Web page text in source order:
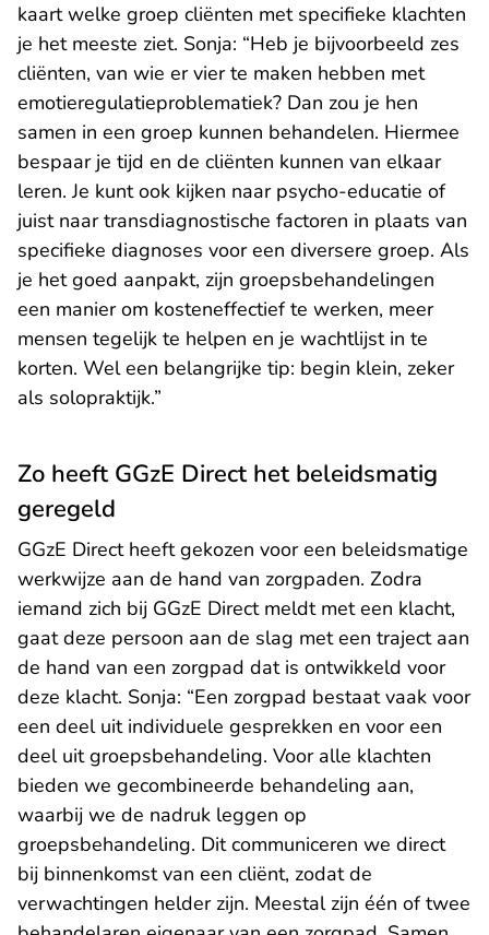
kaart welke groep cliënten met specifieke klachten
je het meeste ziet. Sonja: “Heb je bijvoorbeeld zes
cliënten, van wie er vier te maken hebben met
emotieregulatieproblematiek? Dan zou je hen
samen in een groep kunnen behandelen. Hiermee
bespaar je tijd en de cliënten kunnen van elkaar
leren. Je kunt ook kijken naar psycho-educatie of
juist naar transdiagnostische factoren in plaats van
specifieke diagnoses voor een diversere groep. Als
je het goed aanpakt, zijn groepsbehandelingen
een manier om kosteneffectief te werken, meer
mensen tegelijk te helpen en je wachtlijst in te
korten. Wel een belangrijke tip: begin klein, zeker
als solopraktijk.”
Zo heeft GGzE Direct het beleidsmatig
geregeld
GGzE Direct heeft gekozen voor een beleidsmatige
werkwijze aan de hand van zorgpaden. Zodra
iemand zich bij GGzE Direct meldt met een klacht,
gaat deze persoon aan de slag met een traject aan
de hand van een zorgpad dat is ontwikkeld voor
deze klacht. Sonja: “Een zorgpad bestaat vaak voor
een deel uit individuele gesprekken en voor een
deel uit groepsbehandeling. Voor alle klachten
bieden we gecombineerde behandeling aan,
waarbij we de nadruk leggen op
groepsbehandeling. Dit communiceren we direct
bij binnenkomst van een cliënt, zodat de
verwachtingen helder zijn. Meestal zijn één of twee